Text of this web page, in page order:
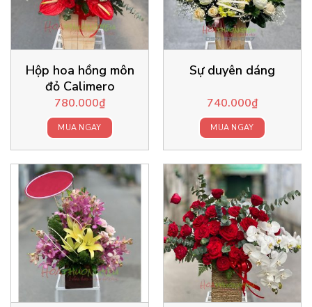
Hộp hoa hồng môn
đỏ Calimero
780.000₫
MUA NGAY
Sự duyên dáng
740.000₫
MUA NGAY